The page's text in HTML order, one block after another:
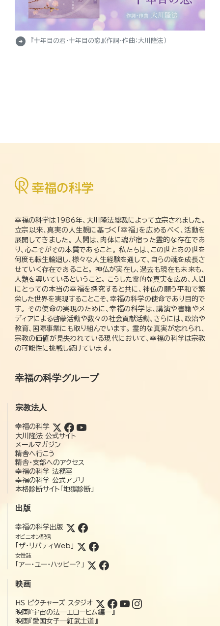
arrow_circle_right 『十年目の君・十年目の恋』（作詞・作曲：大川隆法）
幸福の科学は1986年、大川隆法総裁によって立宗されました。
立宗以来、真実の人生観に基づく「幸福」を広めるべく、活動を
展開してきました。 人間は、肉体に魂が宿った霊的な存在であ
り、心こそがその本質であること。 私たちは、この世とあの世を
何度も転生輪廻し、様々な人生経験を通して、自らの魂を成長さ
せていく存在であること。 神仏が実在し、過去も現在も未来も、
人類を導いているということ。 こうした霊的な真実を広め、人間
にとっての本当の幸福を探究すると共に、神仏の願う平和で繁
栄した世界を実現することこそ、幸福の科学の使命であり目的で
す。 その使命の実現のために、幸福の科学は、講演や書籍やメ
ディアによる啓蒙活動や数々の社会貢献活動、さらには、政治や
教育、国際事業にも取り組んでいます。 霊的な真実が忘れられ、
宗教の価値が見失われている現代において、幸福の科学は宗教
の可能性に挑戦し続けています。
幸福の科学グループ
宗教法人
幸福の科学
大川隆法 公式サイト
メールマガジン
精舎へ行こう
精舎・支部へのアクセス
幸福の科学 法務室
幸福の科学 公式アプリ
本格診断サイト「地獄診断」
出版
幸福の科学出版
オピニオン配信
「ザ・リバティWeb」
女性誌
「アー・ユー・ハッピー?」
映画
HS ピクチャーズ スタジオ
映画『宇宙の法―エローヒム編―』
映画『愛国女子―紅武士道』